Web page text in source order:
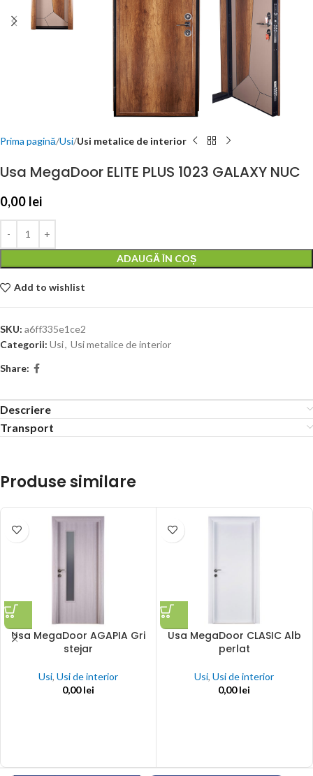
Prima pagină Usi Usi metalice de interior
Usa MegaDoor ELITE PLUS 1023 GALAXY NUC
0,00 lei
ADAUGĂ ÎN COȘ
Add to wishlist
SKU: a6ff335e1ce2
Categorii: Usi, Usi metalice de interior
Share:
Descriere
Transport
Produse similare
Usa MegaDoor AGAPIA Gri
stejar
Usi, Usi de interior
0,00lei
Usa MegaDoor CLASIC Alb
perlat
Usi, Usi de interior
0,00lei